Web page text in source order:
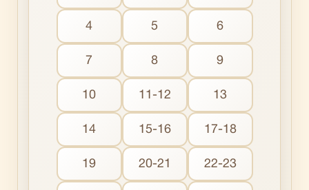
4 5 6
7 8 9
10 11-12 13
14 15-16 17-18
19 20-21 22-23